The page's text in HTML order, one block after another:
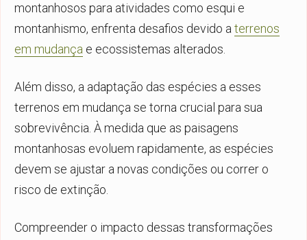
montanhosos para atividades como esqui e
montanhismo, enfrenta desafios devido a terrenos
em mudança e ecossistemas alterados.
Além disso, a adaptação das espécies a esses
terrenos em mudança se torna crucial para sua
sobrevivência. À medida que as paisagens
montanhosas evoluem rapidamente, as espécies
devem se ajustar a novas condições ou correr o
risco de extinção.
Compreender o impacto dessas transformações